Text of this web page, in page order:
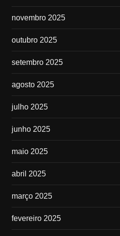
novembro 2025
outubro 2025
setembro 2025
agosto 2025
julho 2025
junho 2025
maio 2025
abril 2025
março 2025
fevereiro 2025